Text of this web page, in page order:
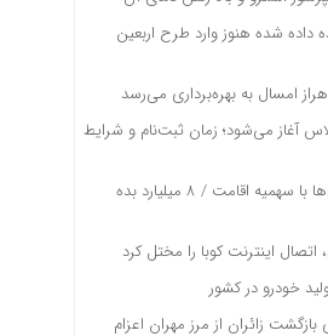
داده شده هنوز وارد طرح اربعین
هراز امسال به بهره‌برداری می‌رسد
آغاز می‌شود؛ زمان ثبت‌نام و شرایط
کاسبی خارج‌نشین‌ها با سهمیه اقامت / ۸ میلیارد بده
اینترنت کوبا را مختل کرد
بازگشت زائران از مرز مهران اعزام